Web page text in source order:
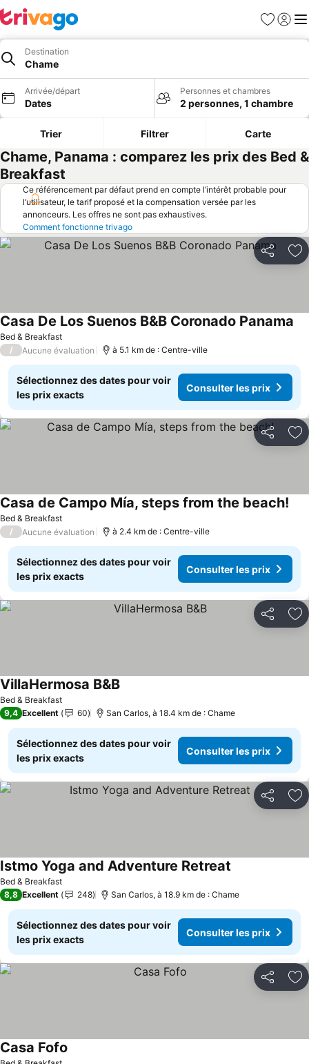
Favoris
Se
Destination
Chame
Arrivée/départ
Dates
Personnes et chambres
2 personnes, 1 chambre
Trier Filtrer Carte
Chame, Panama : comparez les prix des Bed &
Breakfast
Ce référencement par défaut prend en compte l’intérêt probable pour
l’utilisateur, le tarif proposé et la compensation versée par les
annonceurs. Les offres ne sont pas exhaustives.
Comment fonctionne trivago
Partager
Bed & Breakfast
Casa De Los Suenos B&B Coronado Panama
/ Aucune évaluation à 5.1 km de : Centre-ville
Sélectionnez des dates pour voir
les prix exacts
Consulter les prix
Partager
Bed & Breakfast
Casa de Campo Mía, steps from the beach!
/ Aucune évaluation à 2.4 km de : Centre-ville
Sélectionnez des dates pour voir
les prix exacts
Consulter les prix
Partager
Bed & Breakfast
VillaHermosa B&B
9,4 Excellent 60 San Carlos, à 18.4 km de : Chame
Sélectionnez des dates pour voir
les prix exacts
Consulter les prix
Partager
Bed & Breakfast
Istmo Yoga and Adventure Retreat
8,8 Excellent 248 San Carlos, à 18.9 km de : Chame
Sélectionnez des dates pour voir
les prix exacts
Consulter les prix
Partager
Casa Fofo